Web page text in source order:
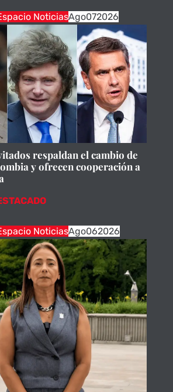
NoticiasAgo072026
respaldan el cambio de
y ofrecen cooperación a
NoticiasAgo062026